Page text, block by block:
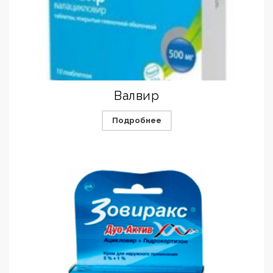
Валвир
Подробнее